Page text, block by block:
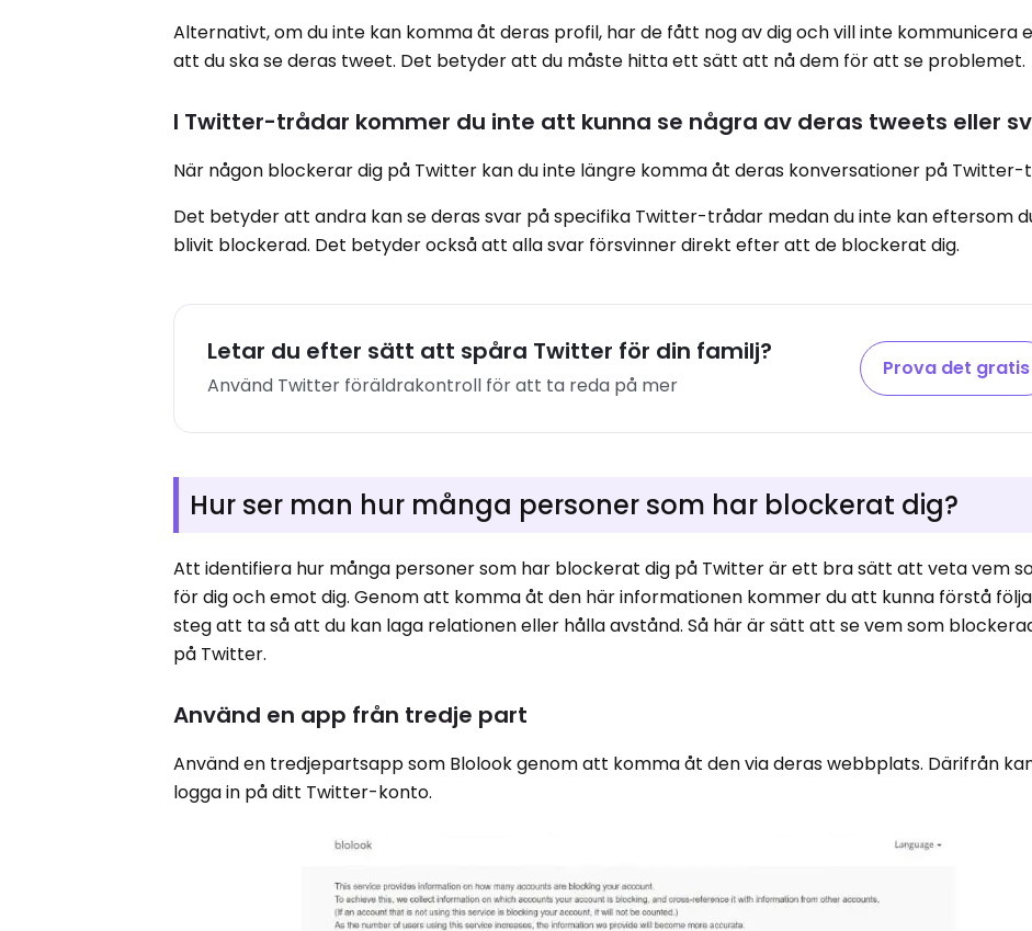
Alternativt, om du inte kan komma åt deras profil, har de fått nog av dig och vill inte kommunicera
att du ska se deras tweet. Det betyder att du måste hitta ett sätt att nå dem för att se problemet.
I Twitter-trådar kommer du inte att kunna se några av deras tweets eller
När någon blockerar dig på Twitter kan du inte längre komma åt deras konversationer på Twitter-
Det betyder att andra kan se deras svar på specifika Twitter-trådar medan du inte kan eftersom
blivit blockerad. Det betyder också att alla svar försvinner direkt efter att de blockerat dig.
Letar du efter sätt att spåra Twitter för din familj?
Använd Twitter föräldrakontroll för att ta reda på mer
Prova det gratis
Hur ser man hur många personer som har blockerat dig?
Att identifiera hur många personer som har blockerat dig på Twitter är ett bra sätt att veta vem
för dig och emot dig. Genom att komma åt den här informationen kommer du att kunna förstå
steg att ta så att du kan laga relationen eller hålla avstånd. Så här är sätt att se vem som
på Twitter.
Använd en app från tredje part
Använd en tredjepartsapp som Blolook genom att komma åt den via deras webbplats. Därifrån
logga in på ditt Twitter-konto.